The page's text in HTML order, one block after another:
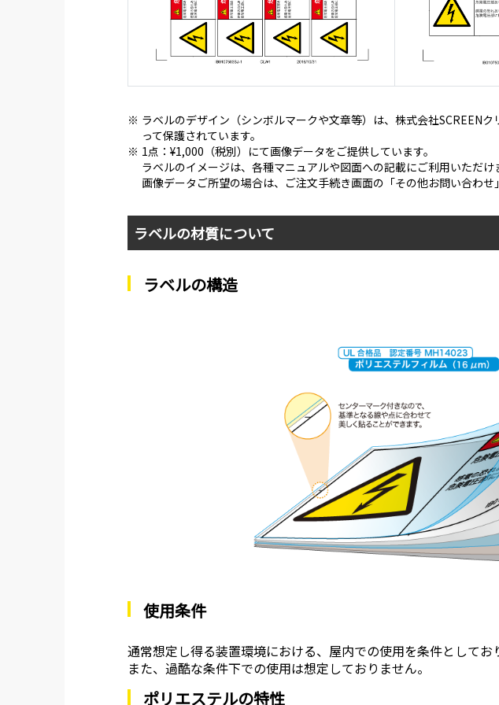
※ ラベルのデザイン（シンボルマークや文章等）は、株式会社SCREEN
って保護されています。
※ 1点：¥1,000（税別）にて画像データをご提供しています。
ラベルのイメージは、各種マニュアルや図面への記載にご利用いただけ
画像データご所望の場合は、ご注文手続き画面の「その他お問い合わせ
ラベルの材質について
ラベルの構造
使用条件
通常想定し得る装置環境における、屋内での使用を条件としてお
また、過酷な条件下での使用は想定しておりません。
ポリエステルの特性